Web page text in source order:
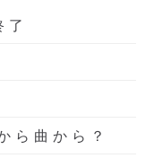
ら曲から？